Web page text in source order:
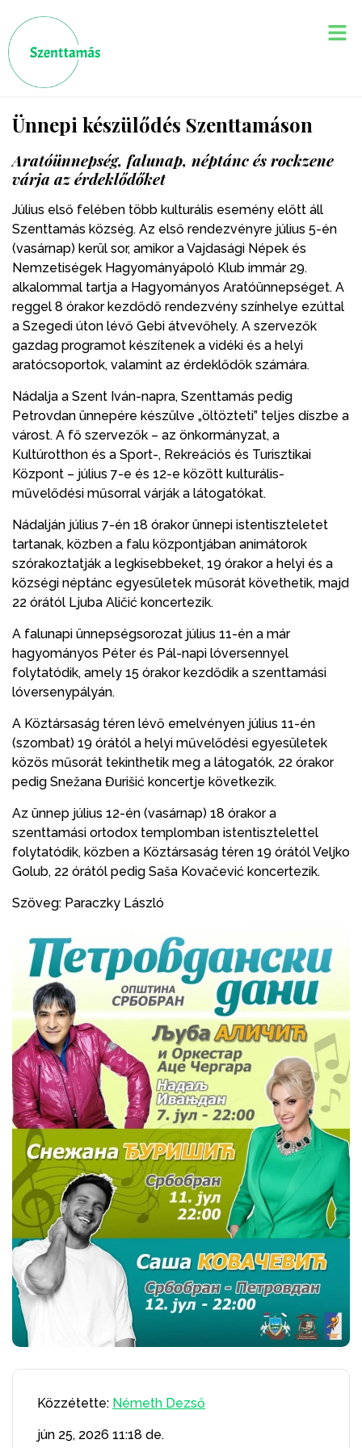
Ünnepi készülődés Szenttamáson
Aratóünnepség, falunap, néptánc és rockzene
várja az érdeklődőket
Július első felében több kulturális esemény előtt áll
Szenttamás község. Az első rendezvényre július 5-én
(vasárnap) kerül sor, amikor a Vajdasági Népek és
Nemzetiségek Hagyományápoló Klub immár 29.
alkalommal tartja a Hagyományos Aratóünnepséget. A
reggel 8 órakor kezdődő rendezvény színhelye ezúttal
a Szegedi úton lévő Gebi átvevőhely. A szervezők
gazdag programot készítenek a vidéki és a helyi
aratócsoportok, valamint az érdeklődők számára.
Nádalja a Szent Iván-napra, Szenttamás pedig
Petrovdan ünnepére készülve „öltözteti” teljes díszbe a
várost. A fő szervezők – az önkormányzat, a
Kultúrotthon és a Sport-, Rekreációs és Turisztikai
Központ – július 7-e és 12-e között kulturális-
művelődési műsorral várják a látogatókat.
Nádalján július 7-én 18 órakor ünnepi istentiszteletet
tartanak, közben a falu központjában animátorok
szórakoztatják a legkisebbeket, 19 órakor a helyi és a
községi néptánc egyesületek műsorát követhetik, majd
22 órától Ljuba Aličić koncertezik.
A falunapi ünnepségsorozat július 11-én a már
hagyományos Péter és Pál-napi lóversennyel
folytatódik, amely 15 órakor kezdődik a szenttamási
lóversenypályán.
A Köztársaság téren lévő emelvényen július 11-én
(szombat) 19 órától a helyi művelődési egyesületek
közös műsorát tekinthetik meg a látogatók, 22 órakor
pedig Snežana Đurišić koncertje következik.
Az ünnep július 12-én (vasárnap) 18 órakor a
szenttamási ortodox templomban istentisztelettel
folytatódik, közben a Köztársaság téren 19 órától Veljko
Golub, 22 órától pedig Saša Kovačević koncertezik.
Szöveg: Paraczky László
Közzétette: Németh Dezső
jún 25, 2026 11:18 de.